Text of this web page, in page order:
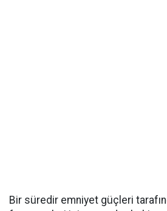
Bir süredir emniyet güçleri